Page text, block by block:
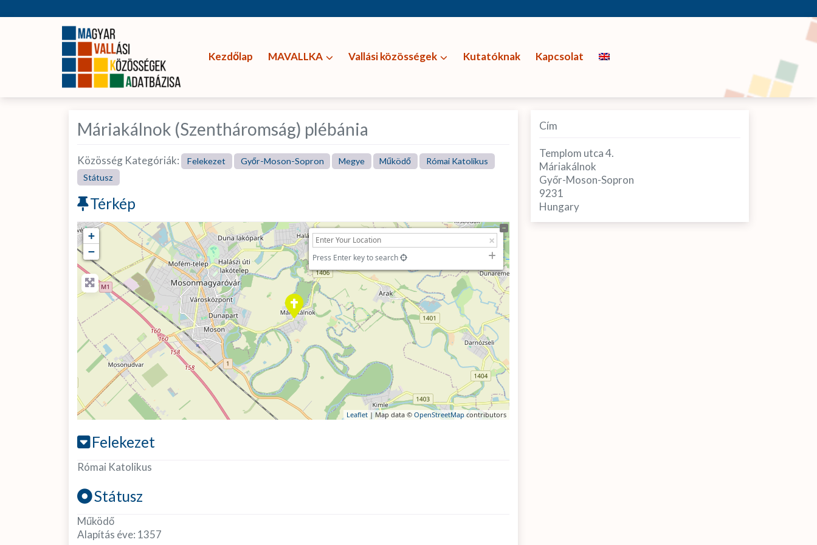
Kezdőlap MAVALLKA Vallási közösségek Kutatóknak Kapcsolat
Máriakálnok (Szentháromság) plébánia
Közösség Kategóriák: Felekezet Győr-Moson-Sopron Megye Működő
Római Katolikus
Státusz
Térkép
+
−
Press Enter key to search
Leaflet| Map data © OpenStreetMap contributors
Felekezet
Római Katolikus
Státusz
Működő
Alapítás éve: 1357
Cím
Templom utca 4.
Máriakálnok
Győr-Moson-Sopron
9231
Hungary